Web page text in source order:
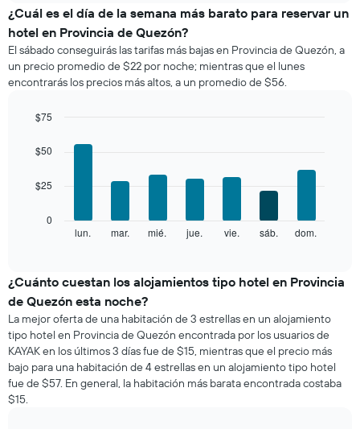
el
precio
promedio
de
una
habitación
mes
gráfico
eje
que
El
gráfico
muestra
1
eje
que
indica
¿Cuál es el día de la semana más barato para reservar un
hotel en Provincia de Quezón?
El sábado conseguirás las tarifas más bajas en Provincia de Quezón, a
un precio promedio de $22 por noche; mientras que el lunes
encontrarás los precios más altos, a un promedio de $56.
chart
with
bars.
siguiente
el
precio
promedio
de
una
habitación
por
cada
graphic.
lun. mar. mié. jue. vie. sáb. dom.
0
$25
$50
$75
¿Cuánto cuestan los alojamientos tipo hotel en Provincia
de Quezón esta noche?
La mejor oferta de una habitación de 3 estrellas en un alojamiento
tipo hotel en Provincia de Quezón encontrada por los usuarios de
KAYAK en los últimos 3 días fue de $15, mientras que el precio más
bajo para una habitación de 4 estrellas en un alojamiento tipo hotel
fue de $57. En general, la habitación más barata encontrada costaba
$15.